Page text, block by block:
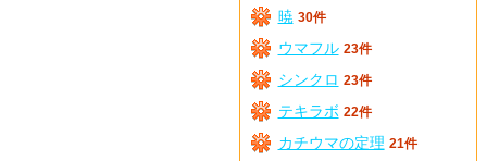
暁 30件
ウマフル 23件
シンクロ 23件
テキラボ 22件
カチウマの定理 21件